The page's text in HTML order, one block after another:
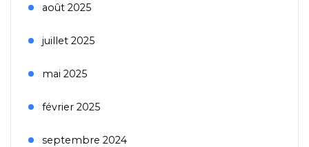
août 2025
juillet 2025
mai 2025
février 2025
septembre 2024